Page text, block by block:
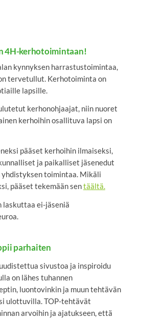
4H-kerhotoimintaan!
kynnyksen harrastustoimintaa,
tervetullut. Kerhotoiminta on
lapsille.
kerhonohjaajat, niin nuoret
kerhoihin osallituva lapsi on
pääset kerhoihin ilmaiseksi,
ja paikalliset jäsenedut
toimintaa. Mikäli
pääset tekemään sentäältä.
laskuttaa ei-jäseniä
parhaiten
sivustoa ja inspiroidu
on lähes tuhannen
luontovinkin ja muun tehtävän
ulottuvilla. TOP-tehtävät
arvoihin ja ajatukseen, että